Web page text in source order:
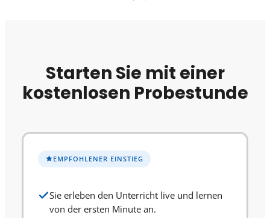
Starten Sie mit einer
kostenlosen Probestunde
EMPFOHLENER EINSTIEG
Sie erleben den Unterricht live und lernen
von der ersten Minute an.